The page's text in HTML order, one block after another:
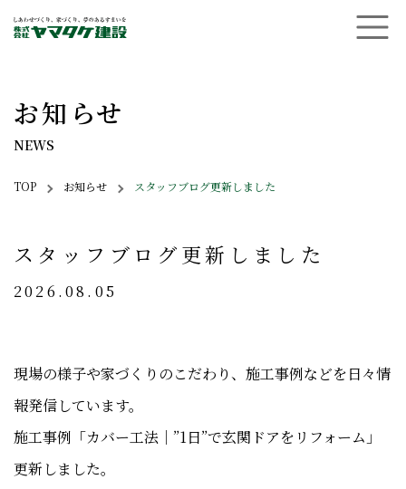
お知らせ
NEWS
Breadcrumbs
TOP お知らせ スタッフブログ更新しました
スタッフブログ更新しました
2026.08.05
現場の様子や家づくりのこだわり、施工事例などを日々情
報発信しています。
施工事例「カバー工法｜”1日”で玄関ドアをリフォーム」
更新しました。